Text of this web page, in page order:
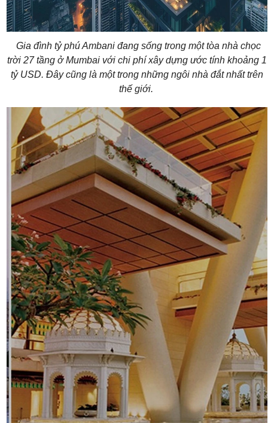
Gia đình tỷ phú Ambani đang sống trong một tòa nhà chọc
trời 27 tầng ở Mumbai với chi phí xây dựng ước tính khoảng 1
tỷ USD. Đây cũng là một trong những ngôi nhà đắt nhất trên
thế giới.